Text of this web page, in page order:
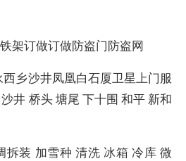
架订做订做防盗门防盗网
乡沙井凤凰白石厦卫星上门服
井 桥头 塘尾 下十围 和平 新和
拆装 加雪种 清洗 冰箱 冷库 微